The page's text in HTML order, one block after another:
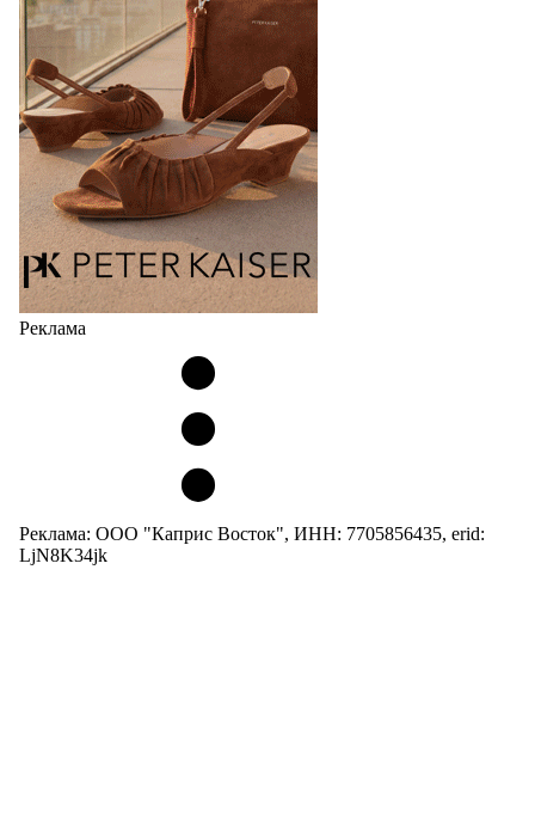
Реклама
Реклама: ООО "Каприс Восток", ИНН: 7705856435, erid:
LjN8K34jk